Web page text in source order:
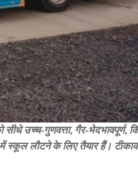
उच्च-गुणवत्ता, गैर-भेदभावपूर्ण,
स्कूल लौटने के लिए तैयार हैं।